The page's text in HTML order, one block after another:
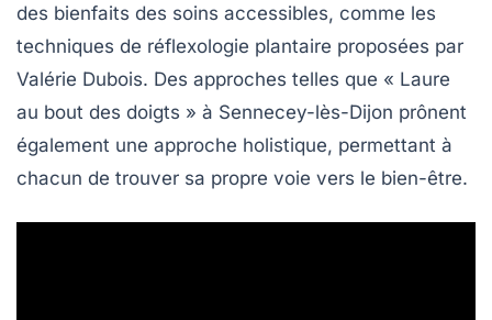
des bienfaits des soins accessibles, comme les
techniques de réflexologie plantaire proposées par
Valérie Dubois. Des approches telles que « Laure
au bout des doigts » à Sennecey-lès-Dijon prônent
également une approche holistique, permettant à
chacun de trouver sa propre voie vers le bien-être.